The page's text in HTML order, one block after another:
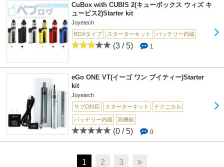
CuBox with CUBIS 2(キューボックス ウィズ キ
ュービス2)Starter kit
Joyetech
BOXタイプ
スターターキット バッテリー内蔵
(3 / 5) 1
eGo ONE VT(イーゴ ワン ブイティー)Starter
kit
Joyetech
サブΩ対応
スターターキット テクニカル
バッテリー内蔵 高機能
(0 / 5) 0
1 2 3